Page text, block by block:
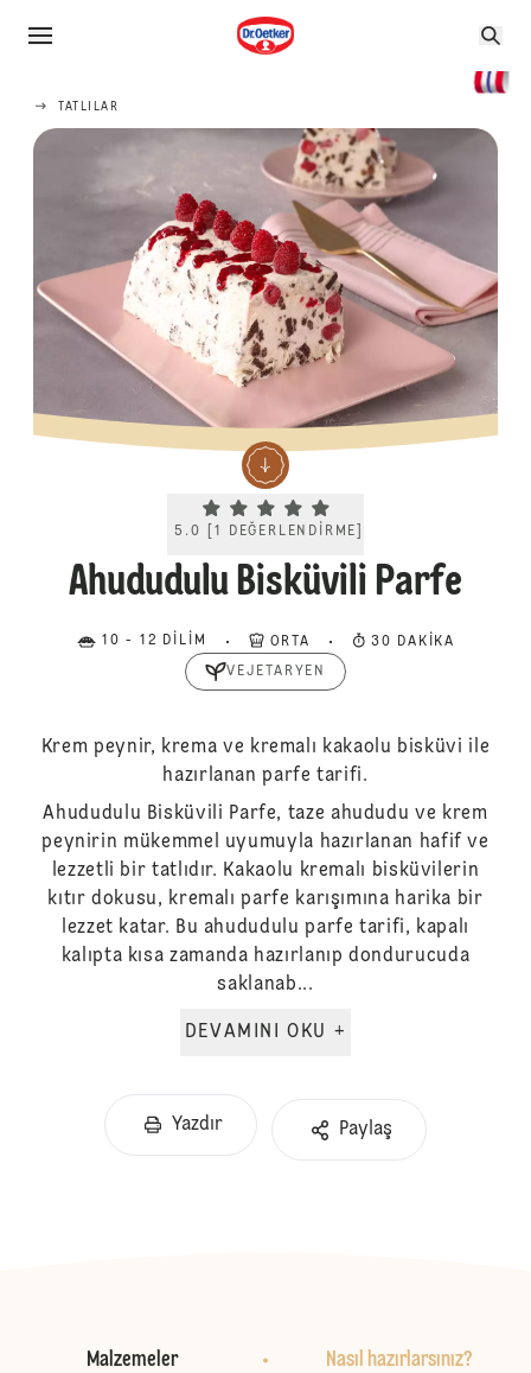
TATLILAR
Current rating 5.0. Click to rate.
5.0 [1 DEĞERLENDIRME
Ahududulu Bisküvili Parfe
10 - 12 DILIM ORTA 30 DAKIKA
VEJETARYEN
Krem peynir, krema ve kremalı kakaolu bisküvi ile
hazırlanan parfe tarifi.
Ahududulu Bisküvili Parfe, taze ahududu ve krem
peynirin mükemmel uyumuyla hazırlanan hafif ve
lezzetli bir tatlıdır. Kakaolu kremalı bisküvilerin
kıtır dokusu, kremalı parfe karışımına harika bir
lezzet katar. Bu ahududulu parfe tarifi, kapalı
kalıpta kısa zamanda hazırlanıp dondurucuda
saklanab...
DEVAMINI OKU +
Yazdır Paylaş
Malzemeler Nasıl hazırlarsınız?